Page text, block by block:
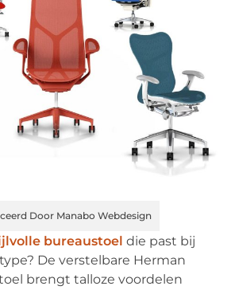
Door Manabo Webdesign
bureaustoel die past bij
De verstelbare Herman
brengt talloze voordelen